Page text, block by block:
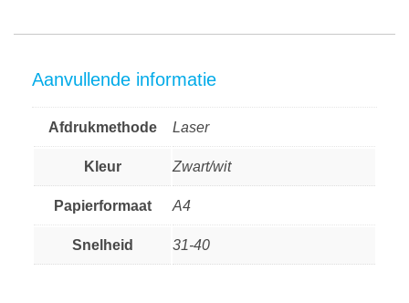
Aanvullende informatie
Afdrukmethode Laser
Kleur Zwart/wit
Papierformaat A4
Snelheid 31-40